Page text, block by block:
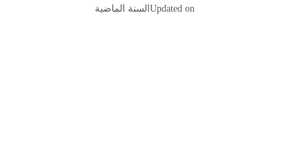
Updated onالسنة الماضية